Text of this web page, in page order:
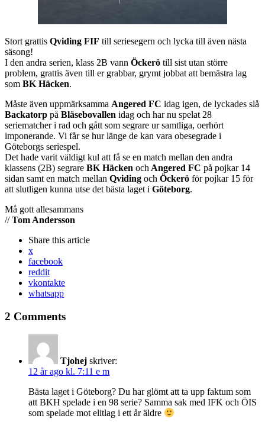
Stort grattis Qviding FIF till seriesegern och lycka till även nästa
säsong!
I den andra serien, klass 2B vann Öckerö till sist utan större
problem, grattis även till er grabbar, grymt jobbat att bemästra lag
som BK Häcken.
Måste även uppmärksamma Angered FC idag igen, de lyckades slå
Backatorp på Bläsebovallen idag och har nu spelat 28
seriematcher i rad och gått som segrare ur samtliga, oerhört
imponerande. Vi får se hur länge de kan vara obesegrade i
Göteborgs seriespel.
Det hade varit väldigt kul att få se en match mellan den andra
klassens (2B) segrare BK Häcken och Angered FC på pojkar 14
sidan samt en match mellan Qviding och Öckerö för pojkar 15 för
att slutligen kunna utse det bästa laget i Göteborg.
Må gott allesammans
//Tom Andersson
Share this article
x
facebook
reddit
vkontakte
whatsapp
2 Comments
Tjohej skriver:
12 år ago kl. 7:11 e m
Bästa laget i Göteborg? Du har glömt att ta upp faktum som
att BKH spelade i en 98 serie? Samma sak med IFK och ÖIS
som spelade mot elitlag i ett år äldre